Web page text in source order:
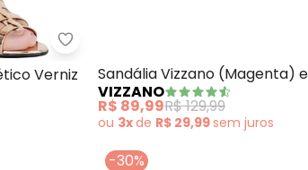
Perfecta - Sandália (Cobre) em
Verniz
Sandália Vizzano (Magenta)
Sistético
VIZZANO
R$ 89,99R$ 129,99
ou 3xde R$ 29,99sem juros
-30%